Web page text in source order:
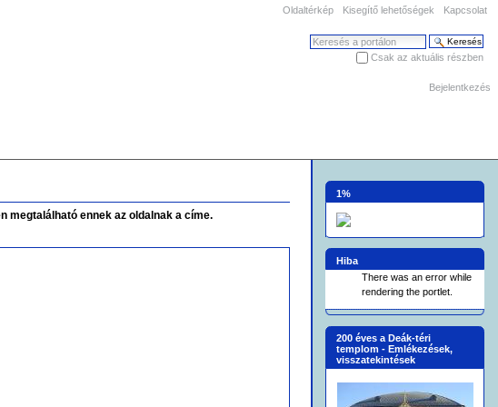
Oldaltérkép Kisegítő lehetőségek Kapcsolat
Keresés
Csak az aktuális részben
Bejelentkezés
megtalálható ennek az oldalnak a címe.
1%
Hiba
There was an error while
rendering the portlet.
200 éves a Deák-téri
templom - Emlékezések,
visszatekintések